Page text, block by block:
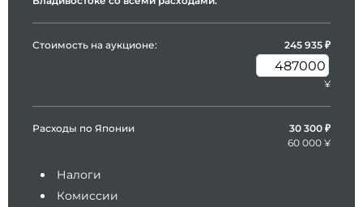
Стоимость на аукционе: 245 935 ₽
¥
Расходы по Японии
30 300 ₽
60 000 ¥
Налоги
Комиссии